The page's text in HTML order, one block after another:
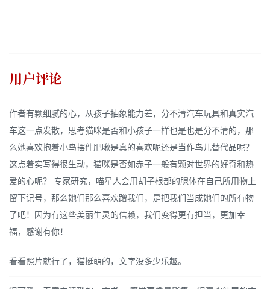
用户评论
作者有颗细腻的心，从孩子抽象能力差，分不清汽车玩具和真实汽
车这一点发散，思考猫咪是否和小孩子一样也是也是分不清的，那
么她喜欢抱着小鸟摆件肥啾是真的喜欢呢还是当作鸟儿替代品呢？
这点着实写得很生动，猫咪是否如赤子一般有颗对世界的好奇和热
爱的心呢？ 专家研究，喵星人会用胡子根部的腺体在自己所用物上
留下记号，那么她们那么喜欢蹭我们，是把我们当成她们的所有物
了吧！因为有这些美丽生灵的信赖，我们变得更有担当，更加幸
福，感谢有你！
看看照片就行了，猫挺萌的，文字没多少乐趣。